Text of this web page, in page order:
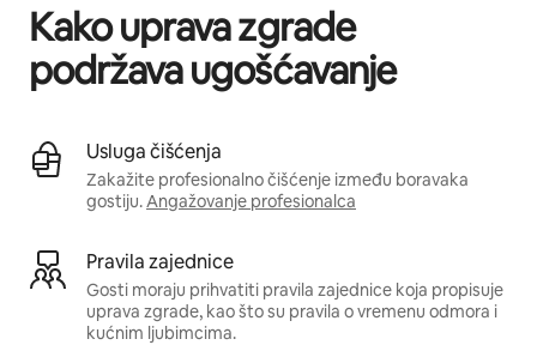
Kako uprava zgrade
podržava ugošćavanje
Usluga čišćenja
Zakažite profesionalno čišćenje između boravaka
gostiju.Angažovanje profesionalca
Pravila zajednice
Gosti moraju prihvatiti pravila zajednice koja propisuje
uprava zgrade, kao što su pravila o vremenu odmora i
kućnim ljubimcima.